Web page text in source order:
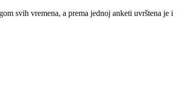
svih vremena, a prema jednoj anketi uvrštena je i